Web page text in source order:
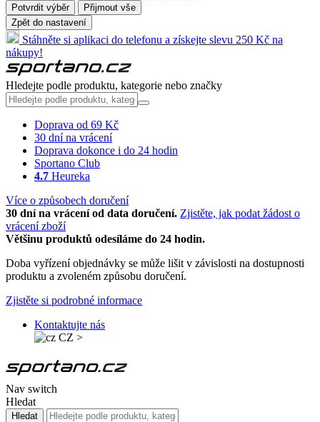
Potvrdit výběr
Přijmout vše
Zpět do nastavení
Stáhněte si aplikaci do telefonu a získejte slevu 250 Kč na
nákupy!
Hledejte podle produktu, kategorie nebo značky
Doprava od 69 Kč
30 dní na vrácení
Doprava dokonce i do 24 hodin
Sportano Club
4.7 Heureka
Více o způsobech doručení
30 dní na vrácení od data doručení. Zjistěte, jak podat žádost o
vrácení zboží
Většinu produktů odesíláme do 24 hodin.
Doba vyřízení objednávky se může lišit v závislosti na dostupnosti
produktu a zvoleném způsobu doručení.
Zjistěte si podrobné informace
Kontaktujte nás
CZ >
Nav switch
Hledat
Hledat